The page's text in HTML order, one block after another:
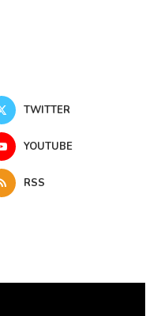
TWITTER
YOUTUBE
RSS